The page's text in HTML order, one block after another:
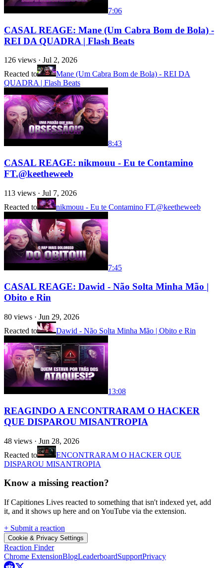
7:06
CASAL REAGE: Mane (Um Cabra Bom de Bola) -
REI DA QUADRA | Flash Beats
126 views · Jul 2, 2026
Reacted to
Mane (Um Cabra Bom de Bola) - REI DA
QUADRA | Flash Beats
8:43
CASAL REAGE: nikmouu - Eu te Contamino
FT.‪@keetheweeb‬
113 views · Jul 7, 2026
Reacted to
nikmouu - Eu te Contamino FT.@keetheweeb
7:45
CASAL REAGE: Dawid - Não Solta Minha Mão |
Obito e Rin
80 views · Jun 29, 2026
Reacted to
Dawid - Não Solta Minha Mão | Obito e Rin
13:08
REAGINDO A ENCONTRARAM O HACKER
QUE DISPAROU MISANTROPIA
48 views · Jun 28, 2026
Reacted to
ENCONTRARAM O HACKER QUE
DISPAROU MISANTROPIA
Know a missing reaction?
If Capitiones Lives reacted to something that isn't indexed yet, add
it, and it shows up here and on YouTube via the extension.
+ Submit a reaction
Cookie & Privacy Settings
Reaction Finder
Chrome ExtensionBlogLeaderboardSupportPrivacy